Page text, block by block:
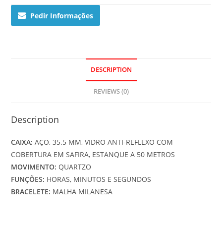
BLUE
quantityPedir Informações
DESCRIPTION
REVIEWS (0)
Description
CAIXA: AÇO, 35.5 MM, VIDRO ANTI-REFLEXO COM
COBERTURA EM SAFIRA, ESTANQUE A 50 METROS
MOVIMENTO: QUARTZO
FUNÇÕES: HORAS, MINUTOS E SEGUNDOS
BRACELETE: MALHA MILANESA